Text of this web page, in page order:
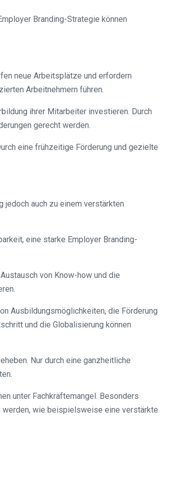
Branding-Strategie können
neue Arbeitsplätze und erfordern
Arbeitnehmern führen.
ihrer Mitarbeiter investieren. Durch
gerecht werden.
eine frühzeitige Förderung und gezielte
auch zu einem verstärkten
eine starke Employer Branding-
von Know-how und die
Ausbildungsmöglichkeiten, die Förderung
und die Globalisierung können
Nur durch eine ganzheitliche
unter Fachkräftemangel. Besonders
werden, wie beispielsweise eine verstärkte